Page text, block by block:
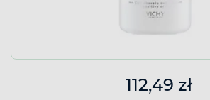
112,49 zł